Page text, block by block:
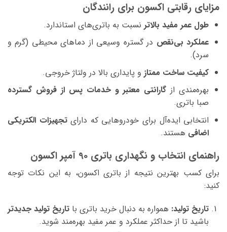
مزایای رقابتی اکسون برای رانندگان
طول عمر مفید بالاتر نسبت به باتری‌های استاندارد.
عملکرد بی‌نقص در گستره وسیعی از دماهای محیطی (گرم و
سرد).
کیفیت ساخت ممتاز و پایداری بالا در ولتاژ خروجی.
بهره‌مندی از گارانتی معتبر و خدمات پس از فروش گسترده
صبا باتری.
انتخابی ایده‌آل برای خودروهایی که دارایتجهیزات الکتریکی
اضافی هستند.
راهنمای انتخاب و نگهداری باتری 90 آمپر اکسون
برای کسب بهترین نتیجه از باتری اکسون، به این نکات توجه
کنید:
تاریخ تولید: همواره به دنبال خرید باتری با تاریخ تولید جدیدتر
باشید تا از حداکثر عملکرد و عمر مفید بهره‌مند شوید.